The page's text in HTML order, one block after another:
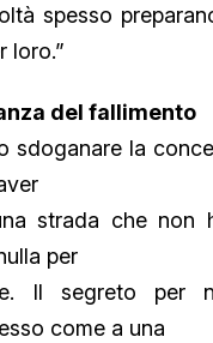
spesso
loro.”
del fallimento
sdoganare la
strada che non
per
Il segreto per
come a una